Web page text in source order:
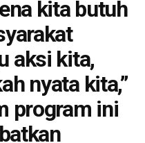
kita butuh
aksi kita,
nyata kita,”
program ini